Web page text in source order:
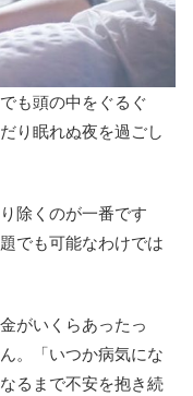
も頭の中をぐるぐ
り眠れぬ夜を過ごし
除くのが一番です
でも可能なわけでは
がいくらあったっ
。「いつか病気にな
るまで不安を抱き続